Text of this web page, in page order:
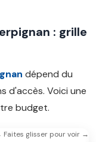
: grille
dépend du
d'accès. Voici une
budget.
Faites glisser pour voir →